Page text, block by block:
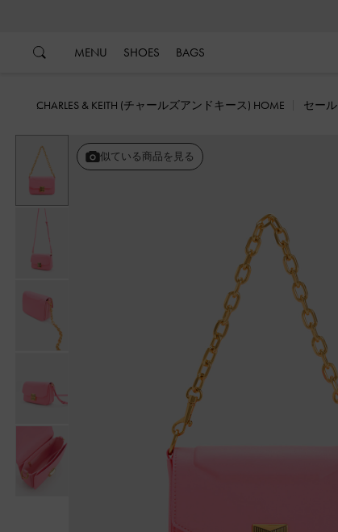
MENU SHOES BAGS
CHARLES & KEITH (チャールズアンドキース) HOME セール
似ている商品を見る